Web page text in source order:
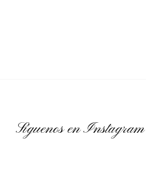
Síguenos en Instagram